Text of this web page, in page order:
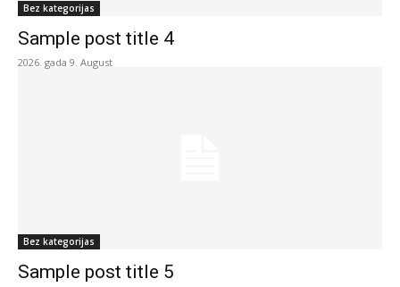
Bez kategorijas
Sample post title 4
2026. gada 9. August
Bez kategorijas
Sample post title 5